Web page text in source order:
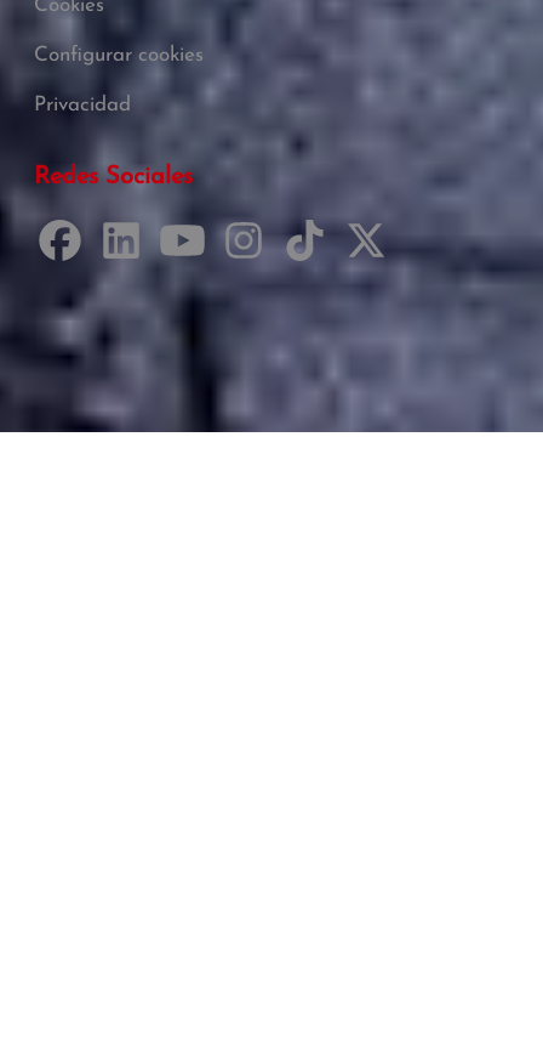
Cookies
Configurar cookies
Privacidad
Redes Sociales
Desarrollado por Just Quality